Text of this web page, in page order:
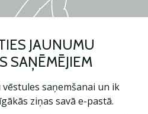
JAUNUMU
SAŅĒMĒJIEM
saņemšanai un ik
ziņas savā e-pastā.